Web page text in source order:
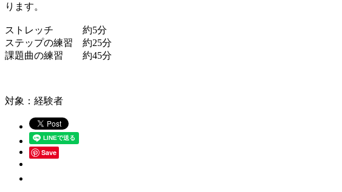
ります。
ストレッチ 約5分
ステップの練習 約25分
課題曲の練習 約45分
対象：経験者
Save